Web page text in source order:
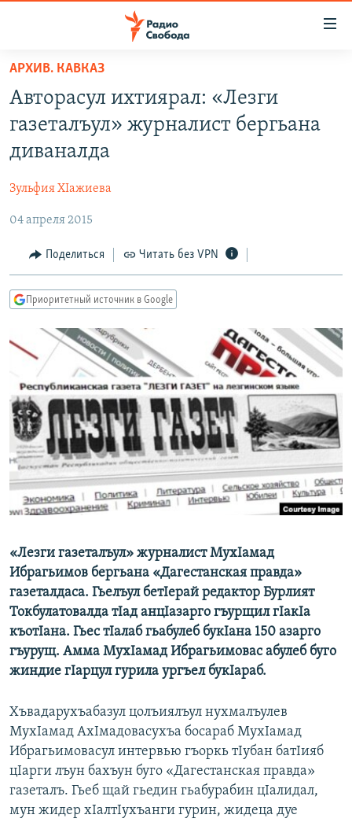
упрощенного
доступа
основному
Вернутся
навигации
Вернутся
поиску
ПОДКАСТЫ
АВТОРСКИЕ ПРОЕКТЫ
МНЕНИЯ
КУЛЬТУРА
IDEL.РЕАЛИИ
СЕВЕР.РЕАЛИИ
СИБИРЬ.РЕАЛИИ
РАСПИСАНИЕ ВЕЩАНИЯ
ПОДПИШИТЕСЬ НА РАССЫЛКУ
СОЦИАЛЬНЫЕ СЕТИ
АРХИВ. КАВКАЗ
Авторасул ихтиярал: «Лезги
газеталъул» журналист бергьана
диваналда
Зульфия ХIажиева
04 апреля 2015
Поделиться Читать без VPN
Приоритетный источник в Google
«Лезги газеталъул» журналист МухIамад
Ибрагьимов бергьана «Дагестанская правда»
газеталдаса. Гьелъул бетIерай редактор Бурлият
Токбулатовалда тIад анцIазарго гъурщил гIакIа
къотIана. Гьес тIалаб гьабулеб букIана 150 азарго
гъурущ. Амма МухIамад Ибрагьимовас абулеб буго
жиндие гIарцул гурила ургъел букIараб.
Хъвадарухъабазул цолъиялъул нухмалъулев
МухIамад АхIмадовасухъа босараб МухIамад
Ибрагьимовасул интервью гъоркь тIубан батIияб
цIарги лъун бахъун буго «Дагестанская правда»
газеталъ. Гьеб щай гьедин гьабурабин цIалидал,
мун жидер хIалтIухъанги гурин, жидеца дуе